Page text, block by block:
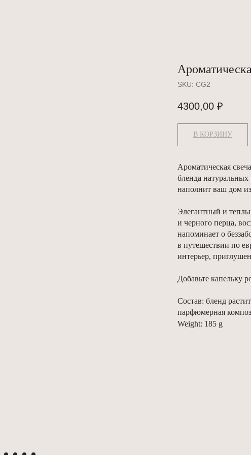
SKU: CG2
4300,00 ₽
В КОРЗИНУ
Ароматическая
бленда
наполнит ваш дом
Элегантный и
и черного перца,
напоминает о
в путешествии по
интерьер,
Добавьте капельку
Состав: бленд
парфюмерная
Weight: 185 g